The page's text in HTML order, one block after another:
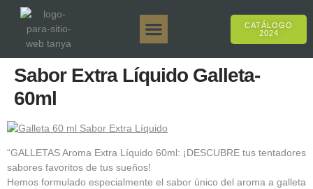
CATÁLOGO
2024
Sabor Extra Líquido Galleta-
60ml
“GALLETAS Aroma Extra Líquido 60ml: ¡DESCUBRE tus tentadores
sabores favoritos de tus sueños!
Hemos formulado especialmente el sabor único del aroma a galleta